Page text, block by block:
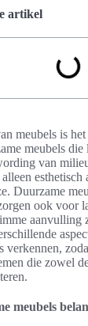
artikel
meubels is
meubels die
van
Duurzame
ook voor
verkennen,
die zowel
meubels